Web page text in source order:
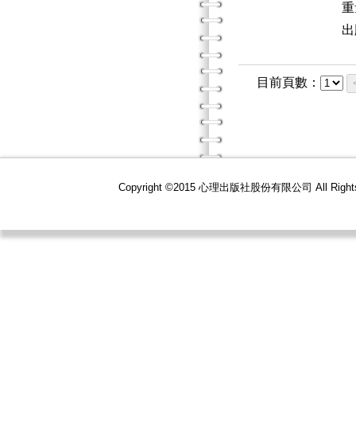
目前頁數：
Copyright ©2015 心理出版社股份有限公司 All